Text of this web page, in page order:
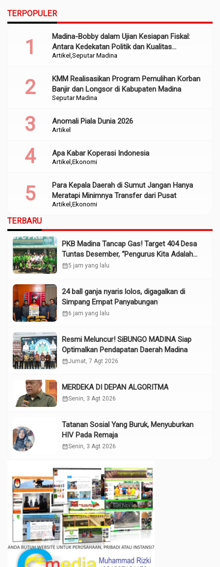
TERPOPULER
Artikel Seputar Madina
Madina-Bobby dalam Ujian Kesiapan Fiskal:
Antara Kedekatan Politik dan Kualitas
Perencanaan
Seputar Madina
KMM Realisasikan Program Pemulihan Korban
Banjir dan Longsor di Kabupaten Madina
Artikel
Anomali Piala Dunia 2026
Artikel Ekonomi
Apa Kabar Koperasi Indonesia
Artikel Ekonomi
Para Kepala Daerah di Sumut Jangan Hanya
Meratapi Minimnya Transfer dari Pusat
TERBARU
PKB Madina Tancap Gas! Target 404 Desa
Tuntas Desember, “Pengurus Kita Adalah
Tokoh”
calendar_month5 jam yang lalu
24 ball ganja nyaris lolos, digagalkan di
Simpang Empat Panyabungan
calendar_month6 jam yang lalu
Resmi Meluncur! SiBUNGO MADINA Siap
Optimalkan Pendapatan Daerah Madina
calendar_monthJumat, 7 Agt 2026
MERDEKA DI DEPAN ALGORITMA
calendar_monthSenin, 3 Agt 2026
Tatanan Sosial Yang Buruk, Menyuburkan
HIV Pada Remaja
calendar_monthSenin, 3 Agt 2026